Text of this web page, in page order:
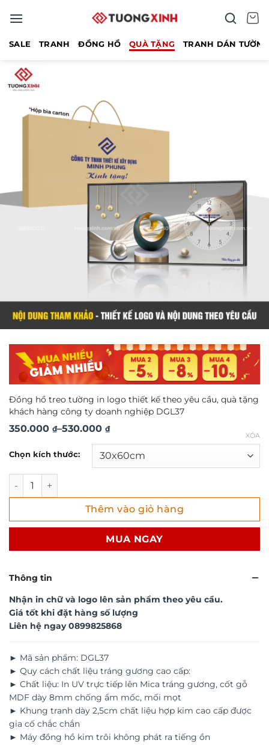
qua
SALE TRANH ĐỒNG HỒ QUÀ TẶNG TRANH DÁN
Đồng hồ treo tường in logo thiết kế theo yêu cầu, quà tặng
khách hàng công ty doanh nghiệp DGL37
350.000 ₫–530.000 ₫
Khoảng
350.000 ₫
đến
530.000 ₫
Chọn kích thước:
XÓA
Đồng hồ treo tường in logo thiết kế theo yêu cầu, quà
Thêm vào giỏ hàng
MUA NGAY
Thông tin
Nhận in chữ và logo lên sản phẩm theo yêu cầu.
Giá tốt khi đặt hàng số lượng
Liên hệ ngay0899825868
► Mã sản phẩm: DGL37
► Quy cách chất liệu tráng gương cao cấp:
► Chất liệu: In UV trực tiếp lên Mica tráng gương, cốt gỗ
MDF dày 8mm chống ẩm mốc, mối mọt
► Khung tranh dày 2,5cm chất liệu hợp kim cao cấp được
gia cố chắc chắn
► Máy đồng hồ kim trôi không phát ra tiếng ồn